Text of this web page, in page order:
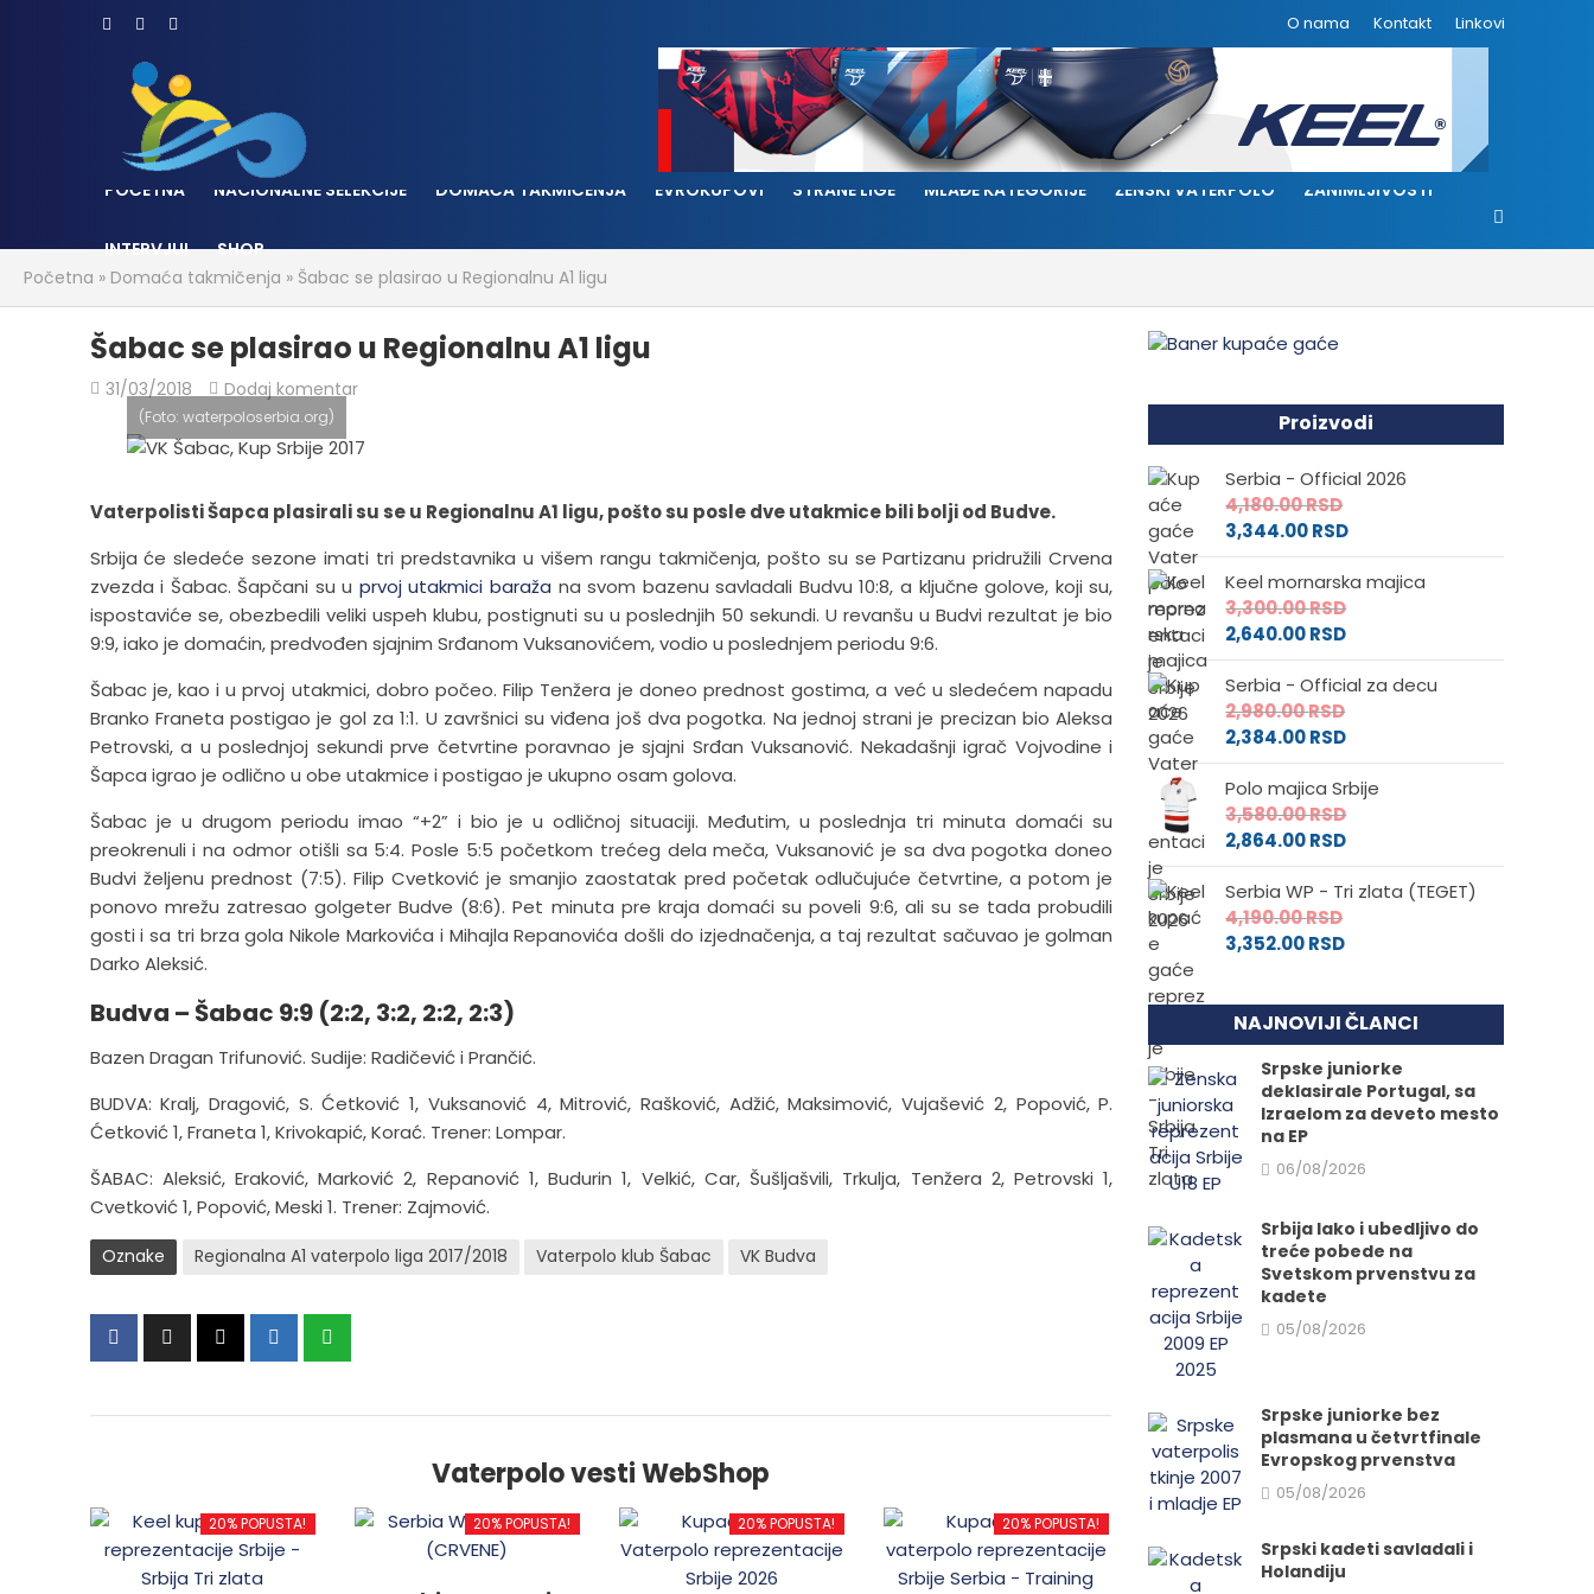
O nama Kontakt Linkovi
POČETNA NACIONALNE SELEKCIJE DOMAĆA TAKMIČENJA EVROKUPOVI STRANE LIGE MLAĐE KATEGORIJE ŽENSKI VATERPOLO ZANIMLJIVOSTI
INTERVJUI
SHOP
Početna » Domaća takmičenja » Šabac se plasirao u Regionalnu A1 ligu
Šabac se plasirao u Regionalnu A1 ligu
31/03/2018 Dodaj komentar
(Foto: waterpoloserbia.org)
Vaterpolisti Šapca plasirali su se u Regionalnu A1 ligu, pošto su posle dve utakmice bili bolji od Budve.
Srbija će sledeće sezone imati tri predstavnika u višem rangu takmičenja, pošto su se Partizanu pridružili Crvena
zvezda i Šabac. Šapčani su u prvoj utakmici baraža na svom bazenu savladali Budvu 10:8, a ključne golove, koji su,
ispostaviće se, obezbedili veliki uspeh klubu, postignuti su u poslednjih 50 sekundi. U revanšu u Budvi rezultat je bio
9:9, iako je domaćin, predvođen sjajnim Srđanom Vuksanovićem, vodio u poslednjem periodu 9:6.
Šabac je, kao i u prvoj utakmici, dobro počeo. Filip Tenžera je doneo prednost gostima, a već u sledećem napadu
Branko Franeta postigao je gol za 1:1. U završnici su viđena još dva pogotka. Na jednoj strani je precizan bio Aleksa
Petrovski, a u poslednjoj sekundi prve četvrtine poravnao je sjajni Srđan Vuksanović. Nekadašnji igrač Vojvodine i
Šapca igrao je odlično u obe utakmice i postigao je ukupno osam golova.
Šabac je u drugom periodu imao “+2” i bio je u odličnoj situaciji. Međutim, u poslednja tri minuta domaći su
preokrenuli i na odmor otišli sa 5:4. Posle 5:5 početkom trećeg dela meča, Vuksanović je sa dva pogotka doneo
Budvi željenu prednost (7:5). Filip Cvetković je smanjio zaostatak pred početak odlučujuće četvrtine, a potom je
ponovo mrežu zatresao golgeter Budve (8:6). Pet minuta pre kraja domaći su poveli 9:6, ali su se tada probudili
gosti i sa tri brza gola Nikole Markovića i Mihajla Repanovića došli do izjednačenja, a taj rezultat sačuvao je golman
Darko Aleksić.
Budva – Šabac 9:9 (2:2, 3:2, 2:2, 2:3)
Bazen Dragan Trifunović. Sudije: Radičević i Prančić.
BUDVA: Kralj, Dragović, S. Ćetković 1, Vuksanović 4, Mitrović, Rašković, Adžić, Maksimović, Vujašević 2, Popović, P.
Ćetković 1, Franeta 1, Krivokapić, Korać. Trener: Lompar.
ŠABAC: Aleksić, Eraković, Marković 2, Repanović 1, Budurin 1, Velkić, Car, Šušljašvili, Trkulja, Tenžera 2, Petrovski 1,
Cvetković 1, Popović, Meski 1. Trener: Zajmović.
Oznake Regionalna A1 vaterpolo liga 2017/2018 Vaterpolo klub Šabac VK Budva
Vaterpolo vesti WebShop
20% POPUSTA! 20% POPUSTA! 20% POPUSTA! 20% POPUSTA!
Proizvodi
Serbia - Official 2026
4,180.00RSD
3,344.00RSD
Keel mornarska majica
3,300.00RSD
2,640.00RSD
Serbia - Official za decu
2,980.00RSD
2,384.00RSD
Polo majica Srbije
3,580.00RSD
2,864.00RSD
Serbia WP - Tri zlata (TEGET)
4,190.00RSD
3,352.00RSD
NAJNOVIJI ČLANCI
Srpske juniorke
deklasirale Portugal, sa
Izraelom za deveto mesto
na EP
06/08/2026
Srbija lako i ubedljivo do
treće pobede na
Svetskom prvenstvu za
kadete
05/08/2026
Srpske juniorke bez
plasmana u četvrtfinale
Evropskog prvenstva
05/08/2026
Srpski kadeti savladali i
Holandiju